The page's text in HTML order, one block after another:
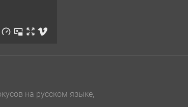
на русском языке,